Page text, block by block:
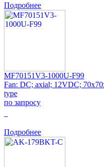
Подробнее
MF70151V3-1000U-F99
Fan: DC; axial; 12VDC;
type
по запросу
Подробнее